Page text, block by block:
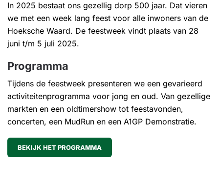
In 2025 bestaat ons gezellig dorp 500 jaar. Dat vieren
we met een week lang feest voor alle inwoners van de
Hoeksche Waard. De feestweek vindt plaats van 28
juni t/m 5 juli 2025.
Programma
Tijdens de feestweek presenteren we een gevarieerd
activiteitenprogramma voor jong en oud. Van gezellige
markten en een oldtimershow tot feestavonden,
concerten, een MudRun en een A1GP Demonstratie.
BEKIJK HET PROGRAMMA